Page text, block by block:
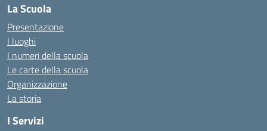
La Scuola
Presentazione
I luoghi
I numeri della scuola
Le carte della scuola
Organizzazione
La storia
I Servizi